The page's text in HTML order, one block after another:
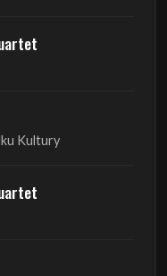
Kultury